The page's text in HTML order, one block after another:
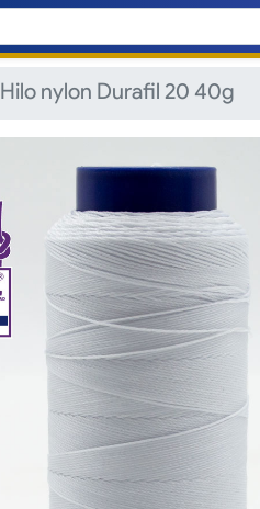
Hilo nylon Durafil 20 40g